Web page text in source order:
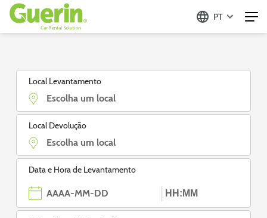
PT
Local Levantamento
Local Devolução
Data e Hora de Levantamento